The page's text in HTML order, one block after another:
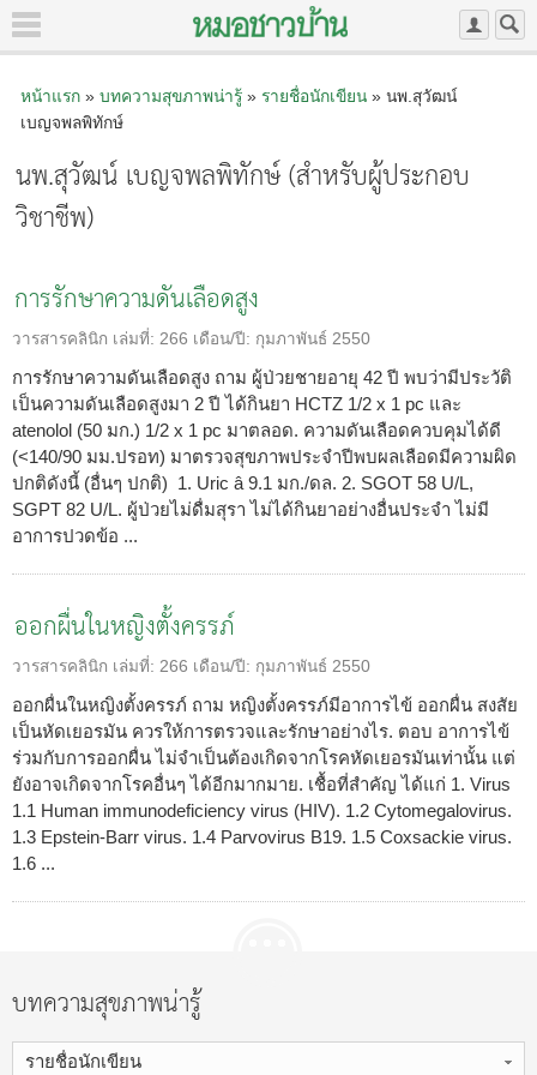
หน้าแรก» บทความสุขภาพน่ารู้» รายชื่อนักเขียน» นพ.สุวัฒน์
เบญจพลพิทักษ์
นพ.สุวัฒน์ เบญจพลพิทักษ์ (สำหรับผู้ประกอบ
วิชาชีพ)
การรักษาความดันเลือดสูง
วารสารคลินิก เล่มที่: 266 เดือน/ปี: กุมภาพันธ์ 2550
การรักษาความดันเลือดสูง ถาม ผู้ป่วยชายอายุ 42 ปี พบว่ามีประวัติ
เป็นความดันเลือดสูงมา 2 ปี ได้กินยา HCTZ 1/2 x 1 pc และ
atenolol (50 มก.) 1/2 x 1 pc มาตลอด. ความดันเลือดควบคุมได้ดี
(<140/90 มม.ปรอท) มาตรวจสุขภาพประจำปีพบผลเลือดมีความผิด
ปกติดังนี้ (อื่นๆ ปกติ) 1. Uric â 9.1 มก./ดล. 2. SGOT 58 U/L,
SGPT 82 U/L. ผู้ป่วยไม่ดื่มสุรา ไม่ได้กินยาอย่างอื่นประจำ ไม่มี
อาการปวดข้อ ...
ออกผื่นในหญิงตั้งครรภ์
วารสารคลินิก เล่มที่: 266 เดือน/ปี: กุมภาพันธ์ 2550
ออกผื่นในหญิงตั้งครรภ์ ถาม หญิงตั้งครรภ์มีอาการไข้ ออกผื่น สงสัย
เป็นหัดเยอรมัน ควรให้การตรวจและรักษาอย่างไร. ตอบ อาการไข้
ร่วมกับการออกผื่น ไม่จำเป็นต้องเกิดจากโรคหัดเยอรมันเท่านั้น แต่
ยังอาจเกิดจากโรคอื่นๆ ได้อีกมากมาย. เชื้อที่สำคัญ ได้แก่ 1. Virus
1.1 Human immunodeficiency virus (HIV). 1.2 Cytomegalovirus.
1.3 Epstein-Barr virus. 1.4 Parvovirus B19. 1.5 Coxsackie virus.
1.6 ...
บทความสุขภาพน่ารู้
รายชื่อนักเขียน